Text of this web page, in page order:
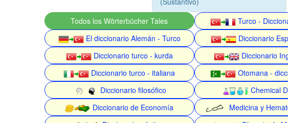
Todos los Wörterbücher Tales Turco -
El diccionario Alemán - Turco
Diccionario
Diccionario turco - kurda
Diccionario
Diccionario turco - italiana
Otomana -
Diccionario filosófico
Chemical
Diccionario de Economía
Medicina y